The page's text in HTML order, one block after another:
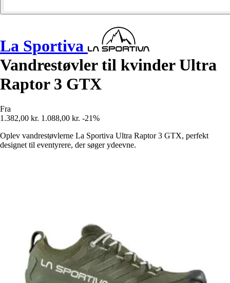
La Sportiva
Vandrestøvler til kvinder Ultra
Raptor 3 GTX
Fra
1.382,00 kr. 1.088,00 kr. -21%
Oplev vandrestøvlerne La Sportiva Ultra Raptor 3 GTX, perfekt
designet til eventyrere, der søger ydeevne.